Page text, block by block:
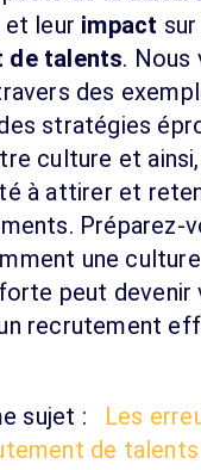
et leur impact
de talents. Nous
des
stratégies
culture et
à attirer et
Préparez-
une culture
peut
recrutement
sujet :
Les
de talents